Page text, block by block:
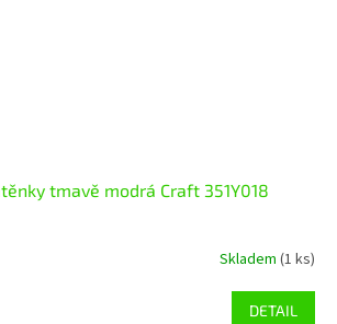
tmavě modrá Craft 351Y018
Skladem (1 ks)
DETAIL